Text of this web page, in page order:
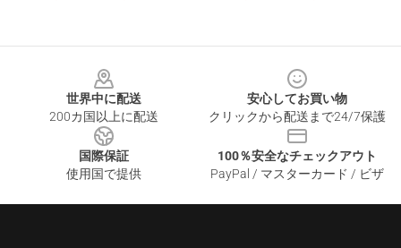
世界中に配送
200カ国以上に配送
安心してお買い物
クリックから配送まで24/7保護
国際保証
使用国で提供
100％安全なチェックアウト
PayPal / マスターカード / ビザ